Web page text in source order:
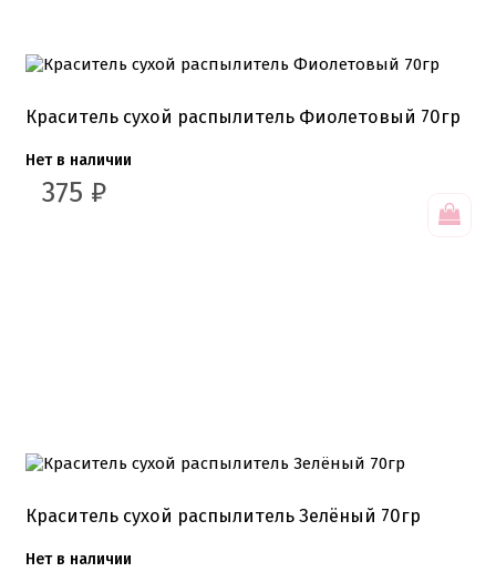
Краситель сухой распылитель Фиолетовый 70гр
Нет в наличии
375 ₽
Краситель сухой распылитель Зелёный 70гр
Нет в наличии